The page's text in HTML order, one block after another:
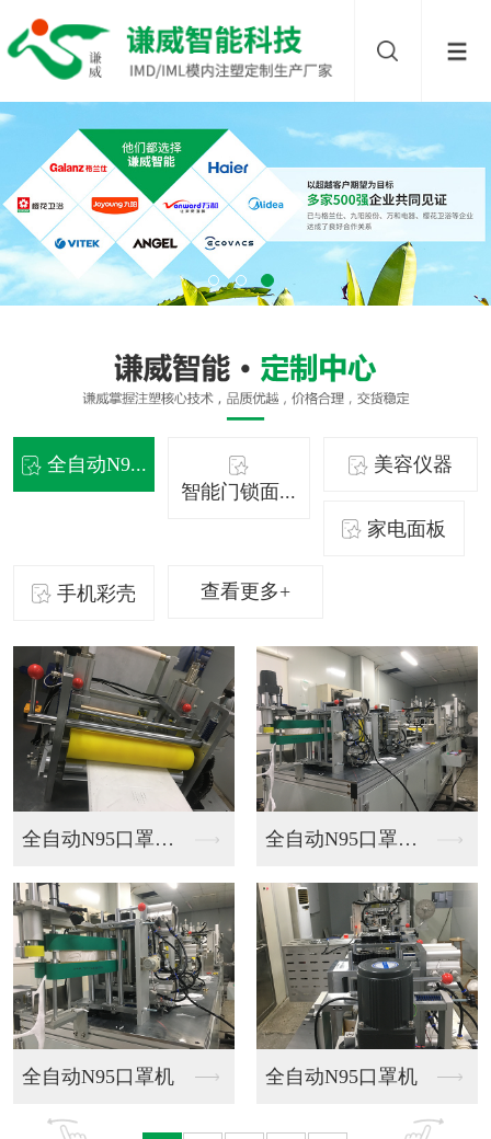
全自动N9...
智能门锁面...
美容仪器
家电面板
手机彩壳 查看更多+
全自动N95口罩机销售 全自动N95口罩机展示
全自动N95口罩机 全自动N95口罩机